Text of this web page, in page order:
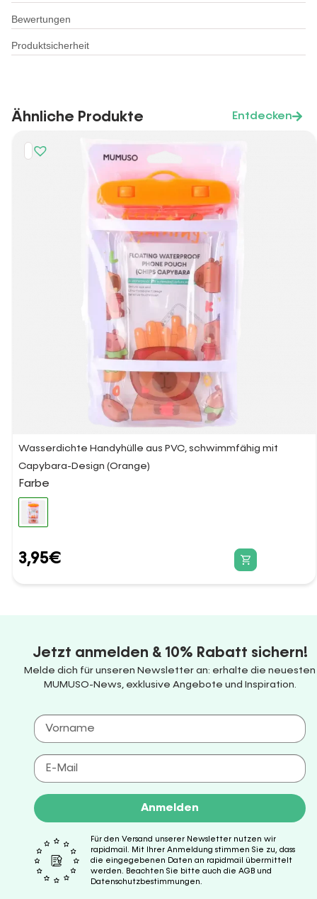
Bewertungen
Produktsicherheit
Ähnliche Produkte Entdecken
Wasserdichte Handyhülle aus PVC, schwimmfähig mit
Capybara-Design (Orange)
Farbe
3,95€
Jetzt anmelden & 10% Rabatt sichern!
Melde dich für unseren Newsletter an: erhalte die neuesten
MUMUSO-News, exklusive Angebote und Inspiration.
Anmelden
Für den Versand unserer Newsletter nutzen wir
rapidmail. Mit Ihrer Anmeldung stimmen Sie zu, dass
die eingegebenen Daten an rapidmail übermittelt
werden. Beachten Sie bitte auch die AGB und
Datenschutzbestimmungen.